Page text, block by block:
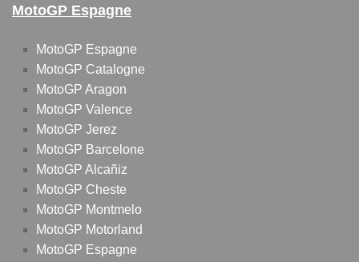
MotoGP Espagne
MotoGP Espagne
MotoGP Catalogne
MotoGP Aragon
MotoGP Valence
MotoGP Jerez
MotoGP Barcelone
MotoGP Alcañiz
MotoGP Cheste
MotoGP Montmelo
MotoGP Motorland
MotoGP Espagne